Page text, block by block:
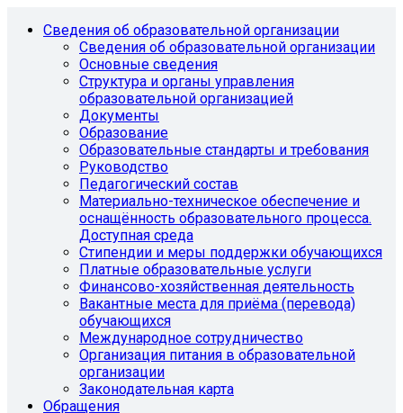
Сведения об образовательной организации
Сведения об образовательной организации
Основные сведения
Структура и органы управления
образовательной организацией
Документы
Образование
Образовательные стандарты и требования
Руководство
Педагогический состав
Материально-техническое обеспечение и
оснащённость образовательного процесса.
Доступная среда
Стипендии и меры поддержки обучающихся
Платные образовательные услуги
Финансово-хозяйственная деятельность
Вакантные места для приёма (перевода)
обучающихся
Международное сотрудничество
Организация питания в образовательной
организации
Законодательная карта
Обращения